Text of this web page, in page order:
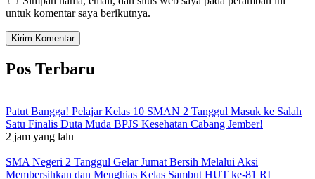
untuk komentar saya berikutnya.
Pos Terbaru
Patut Bangga! Pelajar Kelas 10 SMAN 2 Tanggul Masuk ke Salah
Satu Finalis Duta Muda BPJS Kesehatan Cabang Jember!
2 jam yang lalu
SMA Negeri 2 Tanggul Gelar Jumat Bersih Melalui Aksi
Membersihkan dan Menghias Kelas Sambut HUT ke-81 RI